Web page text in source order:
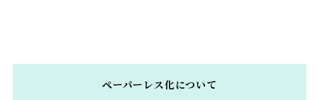
ペーパーレス化について